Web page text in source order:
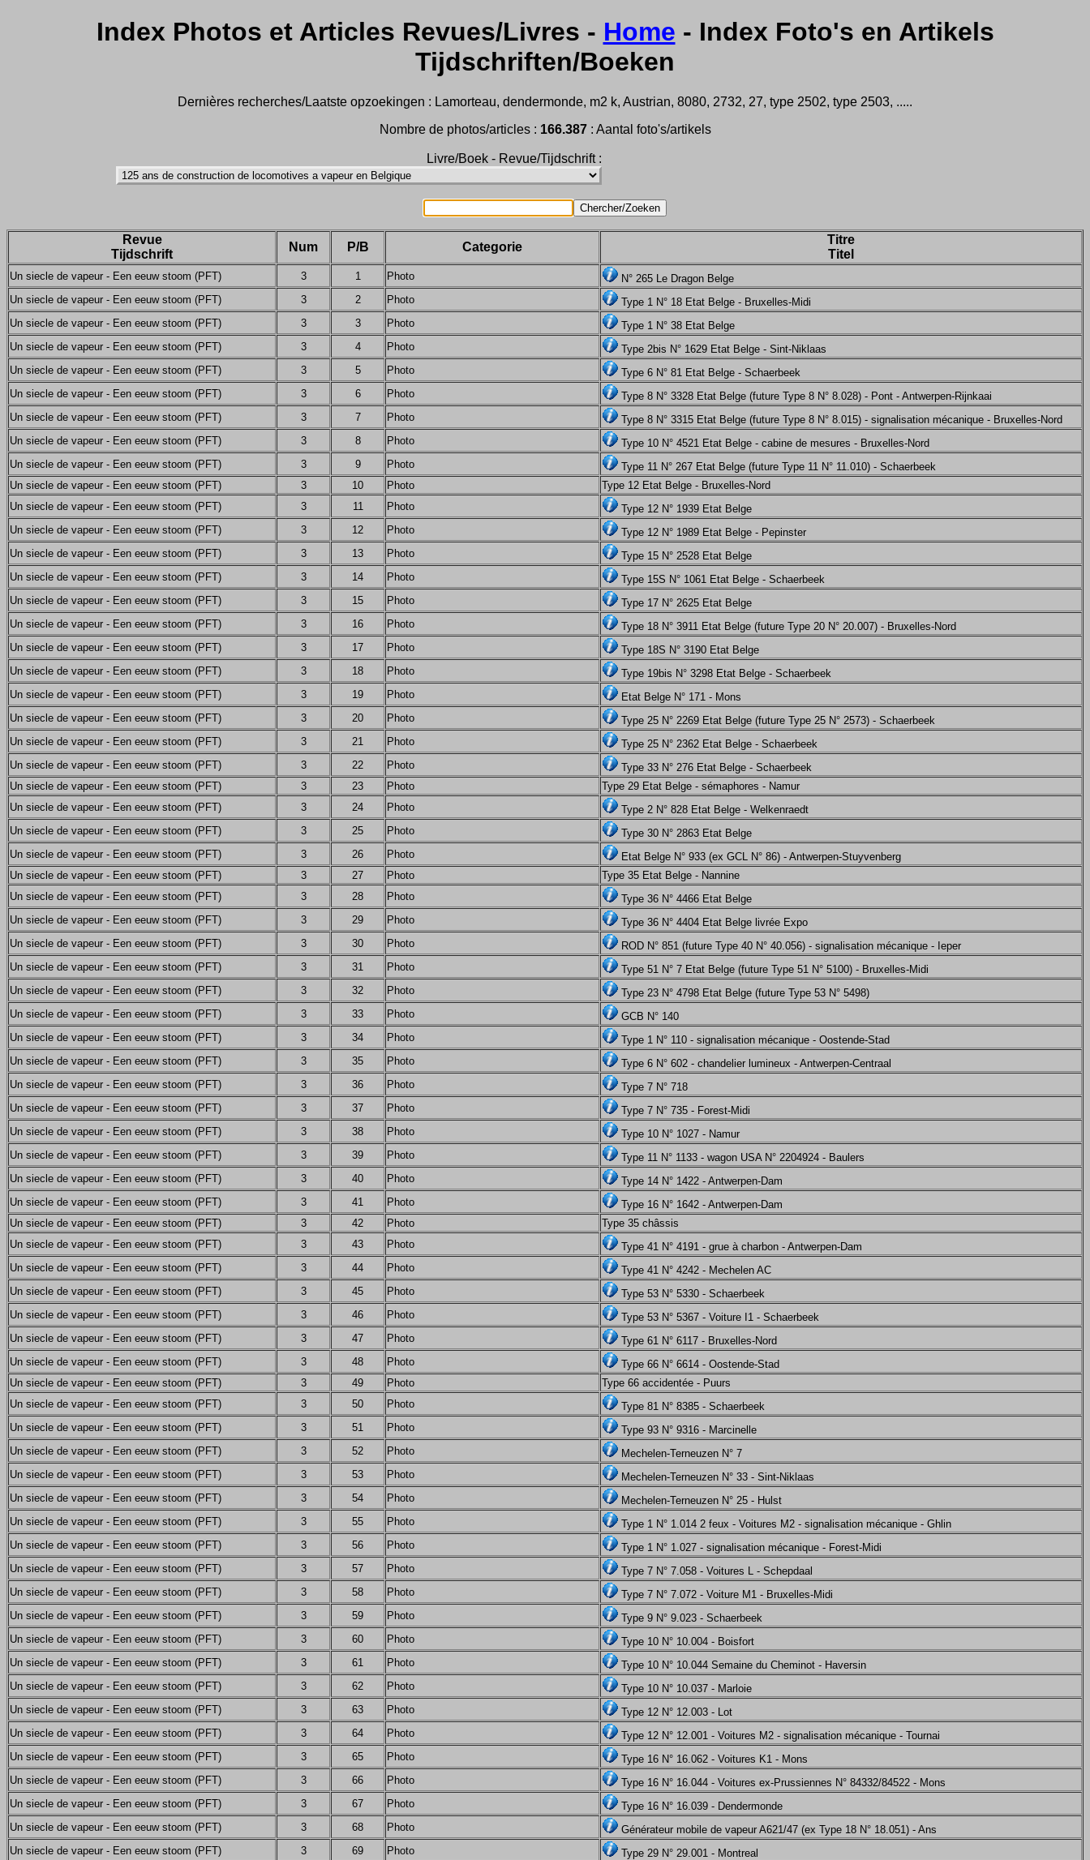
Index Photos et Articles Revues/Livres - Home - Index Foto's en Artikels
Tijdschriften/Boeken
Dernières recherches/Laatste opzoekingen : Lamorteau, dendermonde, m2 k, Austrian, 8080, 2732, 27, type 2502, type 2503, .....
Nombre de photos/articles : 166.387: Aantal foto's/artikels
Livre/Boek - Revue/Tijdschrift :
Revue
Tijdschrift
Num P/B Categorie
Titre
Titel
Un siecle de vapeur - Een eeuw stoom (PFT) 3 1 Photo
N° 265 Le Dragon Belge
Un siecle de vapeur - Een eeuw stoom (PFT)
3 2 Photo
Type 1 N° 18 Etat Belge - Bruxelles-Midi
Un siecle de vapeur - Een eeuw stoom (PFT)
3 3 Photo
Type 1 N° 38 Etat Belge
Un siecle de vapeur - Een eeuw stoom (PFT)
3 4 Photo
Type 2bis N° 1629 Etat Belge - Sint-Niklaas
Un siecle de vapeur - Een eeuw stoom (PFT)
3 5 Photo
Type 6 N° 81 Etat Belge - Schaerbeek
Un siecle de vapeur - Een eeuw stoom (PFT)
3 6 Photo
Type 8 N° 3328 Etat Belge (future Type 8 N° 8.028) - Pont - Antwerpen-Rijnkaai
Un siecle de vapeur - Een eeuw stoom (PFT)
3 7 Photo
Type 8 N° 3315 Etat Belge (future Type 8 N° 8.015) - signalisation mécanique - Bruxelles-Nord
Un siecle de vapeur - Een eeuw stoom (PFT)
3 8 Photo
Type 10 N° 4521 Etat Belge - cabine de mesures - Bruxelles-Nord
Un siecle de vapeur - Een eeuw stoom (PFT)
3 9 Photo
Type 11 N° 267 Etat Belge (future Type 11 N° 11.010) - Schaerbeek
Un siecle de vapeur - Een eeuw stoom (PFT)
3 10 Photo
Type 12 Etat Belge - Bruxelles-Nord
Un siecle de vapeur - Een eeuw stoom (PFT)
3 11 Photo
Type 12 N° 1939 Etat Belge
Un siecle de vapeur - Een eeuw stoom (PFT)
3 12 Photo
Type 12 N° 1989 Etat Belge - Pepinster
Un siecle de vapeur - Een eeuw stoom (PFT)
3 13 Photo
Type 15 N° 2528 Etat Belge
Un siecle de vapeur - Een eeuw stoom (PFT)
3 14 Photo
Type 15S N° 1061 Etat Belge - Schaerbeek
Un siecle de vapeur - Een eeuw stoom (PFT)
3 15 Photo
Type 17 N° 2625 Etat Belge
Un siecle de vapeur - Een eeuw stoom (PFT)
3 16 Photo
Type 18 N° 3911 Etat Belge (future Type 20 N° 20.007) - Bruxelles-Nord
Un siecle de vapeur - Een eeuw stoom (PFT)
3 17 Photo
Type 18S N° 3190 Etat Belge
Un siecle de vapeur - Een eeuw stoom (PFT)
3 18 Photo
Type 19bis N° 3298 Etat Belge - Schaerbeek
Un siecle de vapeur - Een eeuw stoom (PFT)
3 19 Photo
Etat Belge N° 171 - Mons
Un siecle de vapeur - Een eeuw stoom (PFT)
3 20 Photo
Type 25 N° 2269 Etat Belge (future Type 25 N° 2573) - Schaerbeek
Un siecle de vapeur - Een eeuw stoom (PFT)
3 21 Photo
Type 25 N° 2362 Etat Belge - Schaerbeek
Un siecle de vapeur - Een eeuw stoom (PFT)
3 22 Photo
Type 33 N° 276 Etat Belge - Schaerbeek
Un siecle de vapeur - Een eeuw stoom (PFT)
3 23 Photo
Type 29 Etat Belge - sémaphores - Namur
Un siecle de vapeur - Een eeuw stoom (PFT)
3 24 Photo
Type 2 N° 828 Etat Belge - Welkenraedt
Un siecle de vapeur - Een eeuw stoom (PFT)
3 25 Photo
Type 30 N° 2863 Etat Belge
Un siecle de vapeur - Een eeuw stoom (PFT)
3 26 Photo
Etat Belge N° 933 (ex GCL N° 86) - Antwerpen-Stuyvenberg
Un siecle de vapeur - Een eeuw stoom (PFT)
3 27 Photo
Type 35 Etat Belge - Nannine
Un siecle de vapeur - Een eeuw stoom (PFT)
3 28 Photo
Type 36 N° 4466 Etat Belge
Un siecle de vapeur - Een eeuw stoom (PFT)
3 29 Photo
Type 36 N° 4404 Etat Belge livrée Expo
Un siecle de vapeur - Een eeuw stoom (PFT)
3 30 Photo
ROD N° 851 (future Type 40 N° 40.056) - signalisation mécanique - Ieper
Un siecle de vapeur - Een eeuw stoom (PFT)
3 31 Photo
Type 51 N° 7 Etat Belge (future Type 51 N° 5100) - Bruxelles-Midi
Un siecle de vapeur - Een eeuw stoom (PFT)
3 32 Photo
Type 23 N° 4798 Etat Belge (future Type 53 N° 5498)
Un siecle de vapeur - Een eeuw stoom (PFT)
3 33 Photo
GCB N° 140
Un siecle de vapeur - Een eeuw stoom (PFT)
3 34 Photo
Type 1 N° 110 - signalisation mécanique - Oostende-Stad
Un siecle de vapeur - Een eeuw stoom (PFT)
3 35 Photo
Type 6 N° 602 - chandelier lumineux - Antwerpen-Centraal
Un siecle de vapeur - Een eeuw stoom (PFT)
3 36 Photo
Type 7 N° 718
Un siecle de vapeur - Een eeuw stoom (PFT)
3 37 Photo
Type 7 N° 735 - Forest-Midi
Un siecle de vapeur - Een eeuw stoom (PFT)
3 38 Photo
Type 10 N° 1027 - Namur
Un siecle de vapeur - Een eeuw stoom (PFT)
3 39 Photo
Type 11 N° 1133 - wagon USA N° 2204924 - Baulers
Un siecle de vapeur - Een eeuw stoom (PFT)
3 40 Photo
Type 14 N° 1422 - Antwerpen-Dam
Un siecle de vapeur - Een eeuw stoom (PFT)
3 41 Photo
Type 16 N° 1642 - Antwerpen-Dam
Un siecle de vapeur - Een eeuw stoom (PFT)
3 42 Photo
Type 35 châssis
Un siecle de vapeur - Een eeuw stoom (PFT)
3 43 Photo
Type 41 N° 4191 - grue à charbon - Antwerpen-Dam
Un siecle de vapeur - Een eeuw stoom (PFT)
3 44 Photo
Type 41 N° 4242 - Mechelen AC
Un siecle de vapeur - Een eeuw stoom (PFT)
3 45 Photo
Type 53 N° 5330 - Schaerbeek
Un siecle de vapeur - Een eeuw stoom (PFT)
3 46 Photo
Type 53 N° 5367 - Voiture I1 - Schaerbeek
Un siecle de vapeur - Een eeuw stoom (PFT)
3 47 Photo
Type 61 N° 6117 - Bruxelles-Nord
Un siecle de vapeur - Een eeuw stoom (PFT)
3 48 Photo
Type 66 N° 6614 - Oostende-Stad
Un siecle de vapeur - Een eeuw stoom (PFT)
3 49 Photo
Type 66 accidentée - Puurs
Un siecle de vapeur - Een eeuw stoom (PFT)
3 50 Photo
Type 81 N° 8385 - Schaerbeek
Un siecle de vapeur - Een eeuw stoom (PFT)
3 51 Photo
Type 93 N° 9316 - Marcinelle
Un siecle de vapeur - Een eeuw stoom (PFT)
3 52 Photo
Mechelen-Terneuzen N° 7
Un siecle de vapeur - Een eeuw stoom (PFT)
3 53 Photo
Mechelen-Terneuzen N° 33 - Sint-Niklaas
Un siecle de vapeur - Een eeuw stoom (PFT)
3 54 Photo
Mechelen-Terneuzen N° 25 - Hulst
Un siecle de vapeur - Een eeuw stoom (PFT)
3 55 Photo
Type 1 N° 1.014 2 feux - Voitures M2 - signalisation mécanique - Ghlin
Un siecle de vapeur - Een eeuw stoom (PFT)
3 56 Photo
Type 1 N° 1.027 - signalisation mécanique - Forest-Midi
Un siecle de vapeur - Een eeuw stoom (PFT)
3 57 Photo
Type 7 N° 7.058 - Voitures L - Schepdaal
Un siecle de vapeur - Een eeuw stoom (PFT)
3 58 Photo
Type 7 N° 7.072 - Voiture M1 - Bruxelles-Midi
Un siecle de vapeur - Een eeuw stoom (PFT)
3 59 Photo
Type 9 N° 9.023 - Schaerbeek
Un siecle de vapeur - Een eeuw stoom (PFT)
3 60 Photo
Type 10 N° 10.004 - Boisfort
Un siecle de vapeur - Een eeuw stoom (PFT)
3 61 Photo
Type 10 N° 10.044 Semaine du Cheminot - Haversin
Un siecle de vapeur - Een eeuw stoom (PFT)
3 62 Photo
Type 10 N° 10.037 - Marloie
Un siecle de vapeur - Een eeuw stoom (PFT)
3 63 Photo
Type 12 N° 12.003 - Lot
Un siecle de vapeur - Een eeuw stoom (PFT)
3 64 Photo
Type 12 N° 12.001 - Voitures M2 - signalisation mécanique - Tournai
Un siecle de vapeur - Een eeuw stoom (PFT)
3 65 Photo
Type 16 N° 16.062 - Voitures K1 - Mons
Un siecle de vapeur - Een eeuw stoom (PFT)
3 66 Photo
Type 16 N° 16.044 - Voitures ex-Prussiennes N° 84332/84522 - Mons
Un siecle de vapeur - Een eeuw stoom (PFT)
3 67 Photo
Type 16 N° 16.039 - Dendermonde
Un siecle de vapeur - Een eeuw stoom (PFT)
3 68 Photo
Générateur mobile de vapeur A621/47 (ex Type 18 N° 18.051) - Ans
Un siecle de vapeur - Een eeuw stoom (PFT)
3 69 Photo
Type 29 N° 29.001 - Montreal